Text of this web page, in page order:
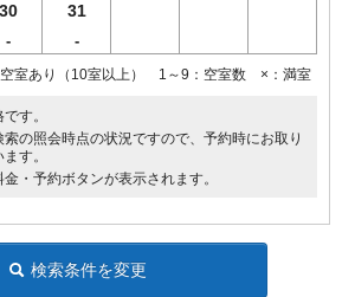
30
-
31
-
室あり（10室以上） 1～9：空室数 ×：満室
す。
の照会時点の状況ですので、予約時にお取り
す。
・予約ボタンが表示されます。
検索条件を変更